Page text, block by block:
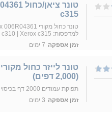
c315
למדפסות: Xerox c310 | Xerox c315
זמן אספקה 7 ימים
(2,000 דפים)
תפוקת עמודים 2000 דף בכיסוי 5%
זמן אספקה 3 ימים